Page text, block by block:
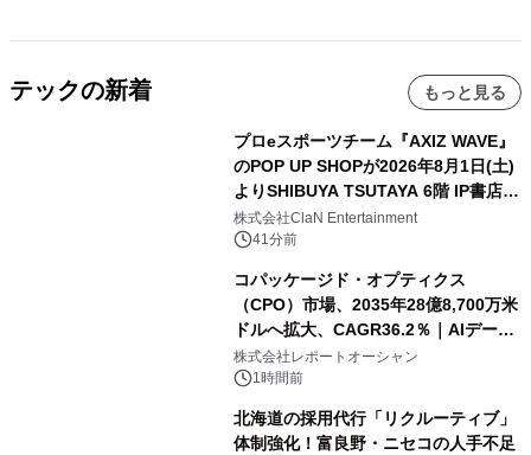
テックの新着 もっと見る
プロeスポーツチーム『AXIZ WAVE』
のPOP UP SHOPが2026年8月1日(土)
よりSHIBUYA TSUTAYA 6階 IP書店で
開催決定！！
株式会社ClaN Entertainment
41分前
コパッケージド・オプティクス
（CPO）市場、2035年28億8,700万米
ドルへ拡大、CAGR36.2％｜AIデータ
センター・高速光通信需要が成長を加
速
株式会社レポートオーシャン
1時間前
北海道の採用代行「リクルーティブ」
体制強化！富良野・ニセコの人手不足